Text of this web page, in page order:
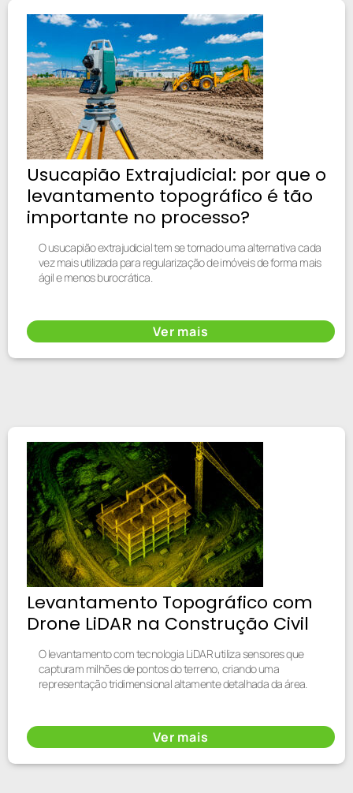
Usucapião Extrajudicial: por que o
levantamento topográfico é tão
importante no processo?
O usucapião extrajudicial tem se tornado uma alternativa cada
vez mais utilizada para regularização de imóveis de forma mais
ágil e menos burocrática.
Ver mais
Levantamento Topográfico com
Drone LiDAR na Construção Civil
O levantamento com tecnologia LiDAR utiliza sensores que
capturam milhões de pontos do terreno, criando uma
representação tridimensional altamente detalhada da área.
Ver mais